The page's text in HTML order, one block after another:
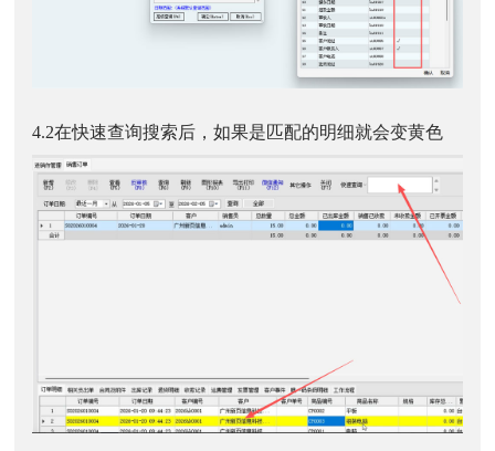
4.2在快速查询搜索后，如果是匹配的明细就会变黄色